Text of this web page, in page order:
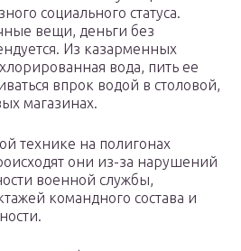
социального статуса.
вещи, деньги без
Из казарменных
вода, пить ее
впрок водой в столовой,
магазинах.
технике на полигонах
они из-за нарушений
военной службы,
командного состава и